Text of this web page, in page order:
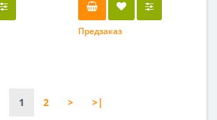
Предзаказ
1 2 > >|